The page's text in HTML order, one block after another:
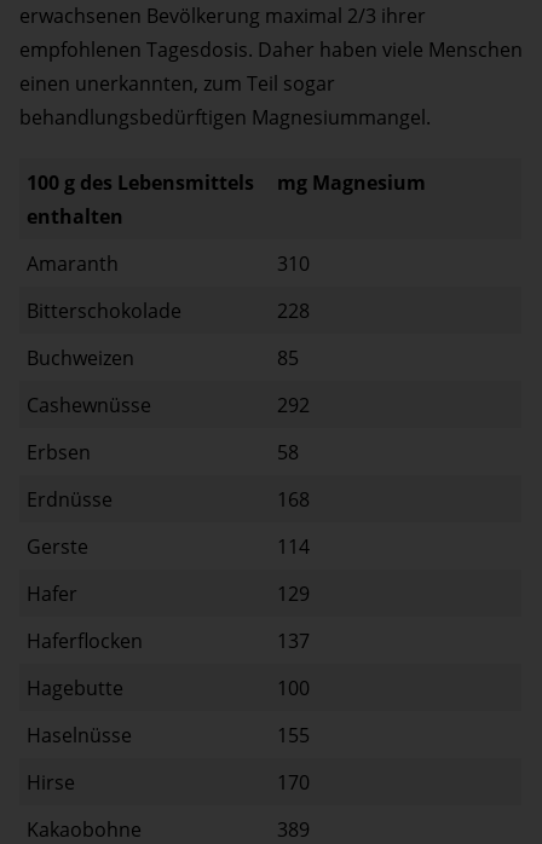
erwachsenen Bevölkerung maximal 2/3 ihrer
empfohlenen Tagesdosis. Daher haben viele Menschen
einen unerkannten, zum Teil sogar
behandlungsbedürftigen Magnesiummangel.
100 g des Lebensmittels
enthalten
mg Magnesium
Amaranth
310
Bitterschokolade
228
Buchweizen
85
Cashewnüsse
292
Erbsen
58
Erdnüsse
168
Gerste
114
Hafer
129
Haferflocken
137
Hagebutte
100
Haselnüsse
155
Hirse
170
Kakaobohne
389